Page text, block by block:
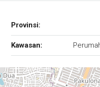
Provinsi:
Kawasan: